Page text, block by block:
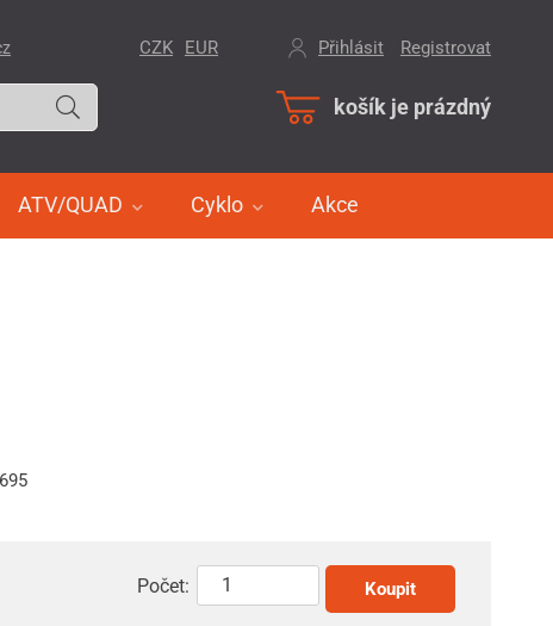
košík je prázdný
ATV/QUAD Cyklo Akce
CZK EUR Přihlásit Registrovat
Počet: Koupit